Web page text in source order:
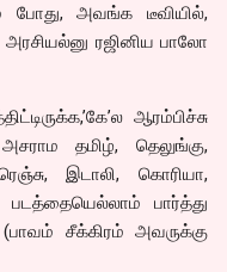
போது, அவங்க டீவியில்,
ரஜினிய பாலோ
ஆரம்பிச்சு
தமிழ், தெலுங்கு,
இடாலி, கொரியா,
படத்தையெல்லாம் பார்த்து
சீக்கிரம் அவருக்கு